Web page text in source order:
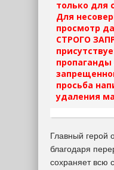
только для
Для
просмотр
СТРОГО
пропаганды
просьба
удаления
Главный герой
благодаря
сохраняет всю